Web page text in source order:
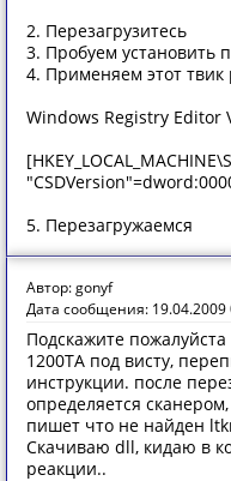
2. Перезагрузитесь
3. Пробуем установить
4. Применяем этот твик
Windows Registry Editor
5. Перезагружаемся
Автор: gonyf
Дата сообщения: 19.04.2009
Подскажите
1200ТА под висту,
инструкции. после
определяется
пишет что не найден
Скачиваю dll, кидаю в
реакции..